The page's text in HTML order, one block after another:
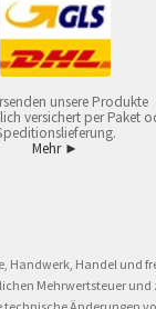
unsere Produkte
versichert per Paket
Mehr ►
Handwerk, Handel und
Mehrwertsteuer